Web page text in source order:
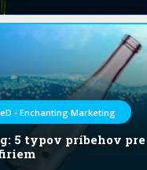
- Enchanting Marketing
5 typov príbehov pre